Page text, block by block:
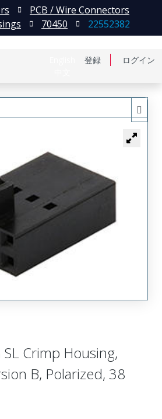
登録 ログイン
PCB / Wire Connectors
70450 22552382
Crimp Housing,
B, Polarized, 38